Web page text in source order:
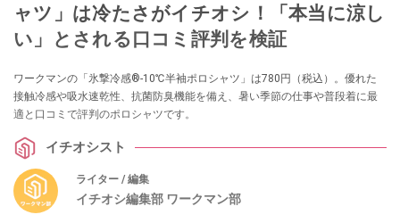
ャツ」は冷たさがイチオシ！「本当に涼し
い」とされる口コミ評判を検証
ワークマンの「氷撃冷感®-10℃半袖ポロシャツ」は780円（税込）。優れた
接触冷感や吸水速乾性、抗菌防臭機能を備え、暑い季節の仕事や普段着に最
適と口コミで評判のポロシャツです。
イチオシスト
ライター / 編集
イチオシ編集部 ワークマン部